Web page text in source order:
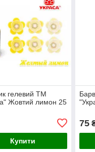
гелевий ТМ
Жовтий лимон 25
Купити
75